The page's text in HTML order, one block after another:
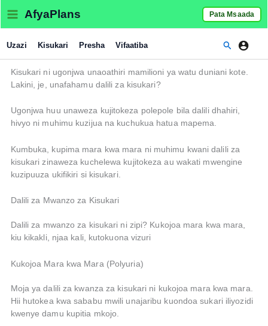
content
AfyaPlans Pata Msaada
Uzazi Kisukari Presha Vifaatiba Search
Kisukari ni ugonjwa unaoathiri mamilioni ya watu duniani kote.
Lakini, je, unafahamu dalili za kisukari?
Ugonjwa huu unaweza kujitokeza polepole bila dalili dhahiri,
hivyo ni muhimu kuzijua na kuchukua hatua mapema.
Kumbuka, kupima mara kwa mara ni muhimu kwani dalili za
kisukari zinaweza kuchelewa kujitokeza au wakati mwengine
kuzipuuza ukifikiri si kisukari.
Dalili za Mwanzo za Kisukari
Dalili za mwanzo za kisukari ni zipi? Kukojoa mara kwa mara,
kiu kikakli, njaa kali, kutokuona vizuri
Kukojoa Mara kwa Mara (Polyuria)
Moja ya dalili za kwanza za kisukari ni kukojoa mara kwa mara.
Hii hutokea kwa sababu mwili unajaribu kuondoa sukari iliyozidi
kwenye damu kupitia mkojo.